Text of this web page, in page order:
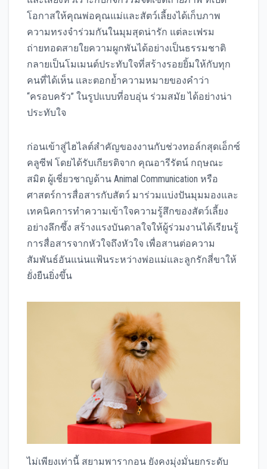
โอกาสให้คุณพ่อคุณแม่และสัตว์เลี้ยงได้เก็บภาพ
ความทรงจำร่วมกันในมุมสุดน่ารัก แต่ละเฟรม
ถ่ายทอดสายใยความผูกพันได้อย่างเป็นธรรมชาติ
กลายเป็นโมเมนต์ประทับใจที่สร้างรอยยิ้มให้กับทุก
คนที่ได้เห็น และตอกย้ำความหมายของคำว่า
“ครอบครัว” ในรูปแบบที่อบอุ่น ร่วมสมัย ได้อย่างน่า
ประทับใจ
ก่อนเข้าสู่ไฮไลต์สำคัญของงานกับช่วงทอล์กสุดเอ็กซ์
คลูซีฟ โดยได้รับเกียรติจาก คุณอารีรัตน์ กฤษณะ
สมิต ผู้เชี่ยวชาญด้าน Animal Communication หรือ
ศาสตร์การสื่อสารกับสัตว์ มาร่วมแบ่งปันมุมมองและ
เทคนิคการทำความเข้าใจความรู้สึกของสัตว์เลี้ยง
อย่างลึกซึ้ง สร้างแรงบันดาลใจให้ผู้ร่วมงานได้เรียนรู้
การสื่อสารจากหัวใจถึงหัวใจ เพื่อสานต่อความ
สัมพันธ์อันแน่นแฟ้นระหว่างพ่อแม่และลูกรักสี่ขาให้
ยั่งยืนยิ่งขึ้น
ไม่เพียงเท่านี้ สยามพารากอน ยังคงมุ่งมั่นยกระดับ